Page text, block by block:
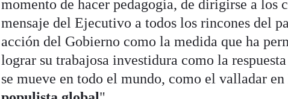
momento de hacer pedagogía, de dirigirse a los
mensaje del Ejecutivo a todos los rincones del
acción del Gobierno como la medida que ha
lograr su trabajosa investidura como la
se mueve en todo el mundo, como el valladar en